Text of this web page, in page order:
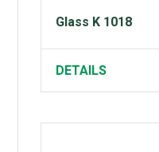
Glass K 1018
DETAILS